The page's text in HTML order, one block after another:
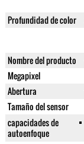
Profundidad de color
Nombre del producto
Megapixel
Abertura
Tamaño del sensor
capacidades de
autoenfoque